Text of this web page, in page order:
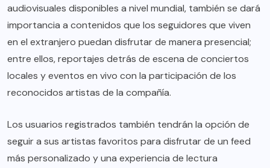
audiovisuales disponibles a nivel mundial, también se dará
importancia a contenidos que los seguidores que viven
en el extranjero puedan disfrutar de manera presencial;
entre ellos, reportajes detrás de escena de conciertos
locales y eventos en vivo con la participación de los
reconocidos artistas de la compañía.
Los usuarios registrados también tendrán la opción de
seguir a sus artistas favoritos para disfrutar de un feed
más personalizado y una experiencia de lectura